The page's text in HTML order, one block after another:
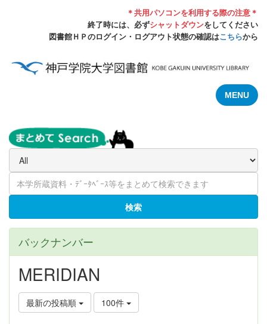
＊共用パソコンを利用する際の注意＊
終了時には、必ずシャットダウンをしてください
図書館ＨＰのログイン・ログアウト状態の確認はこちらから
MENU
検索
バックナンバー
MERIDIAN
最新の投稿順 100件